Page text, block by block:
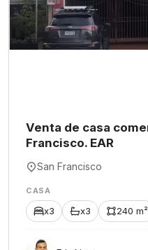
Venta de casa
Francisco. EAR
San Francisco
CASA
x3 x3 240 m²